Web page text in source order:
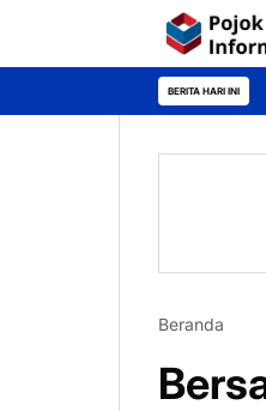
BERITA HARI INI
Beranda